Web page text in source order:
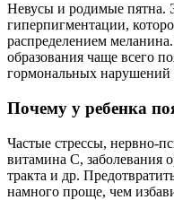
Невусы и родимые пятна.
гиперпигментации,
распределением
образования чаще всего
гормональных нарушений
Почему у ребенка
Частые стрессы, нервно-
витамина С, заболевания
тракта и др.
намного проще, чем